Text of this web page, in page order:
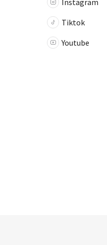
Instagram
Tiktok
Youtube